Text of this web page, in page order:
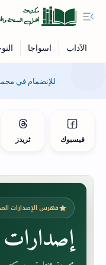
للإنضمام في
فيسبوك ثريدز
فهرس الإصدارات